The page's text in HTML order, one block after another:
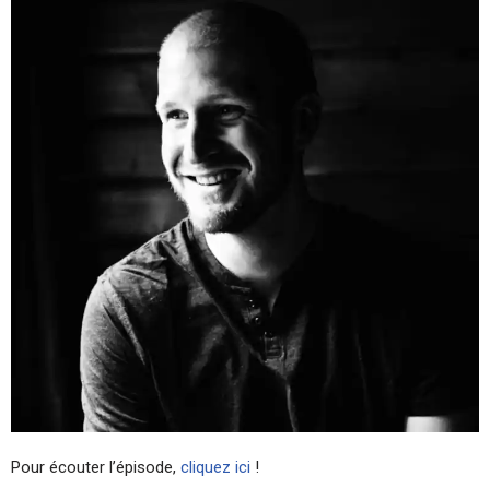
Pour écouter l’épisode, cliquez ici !